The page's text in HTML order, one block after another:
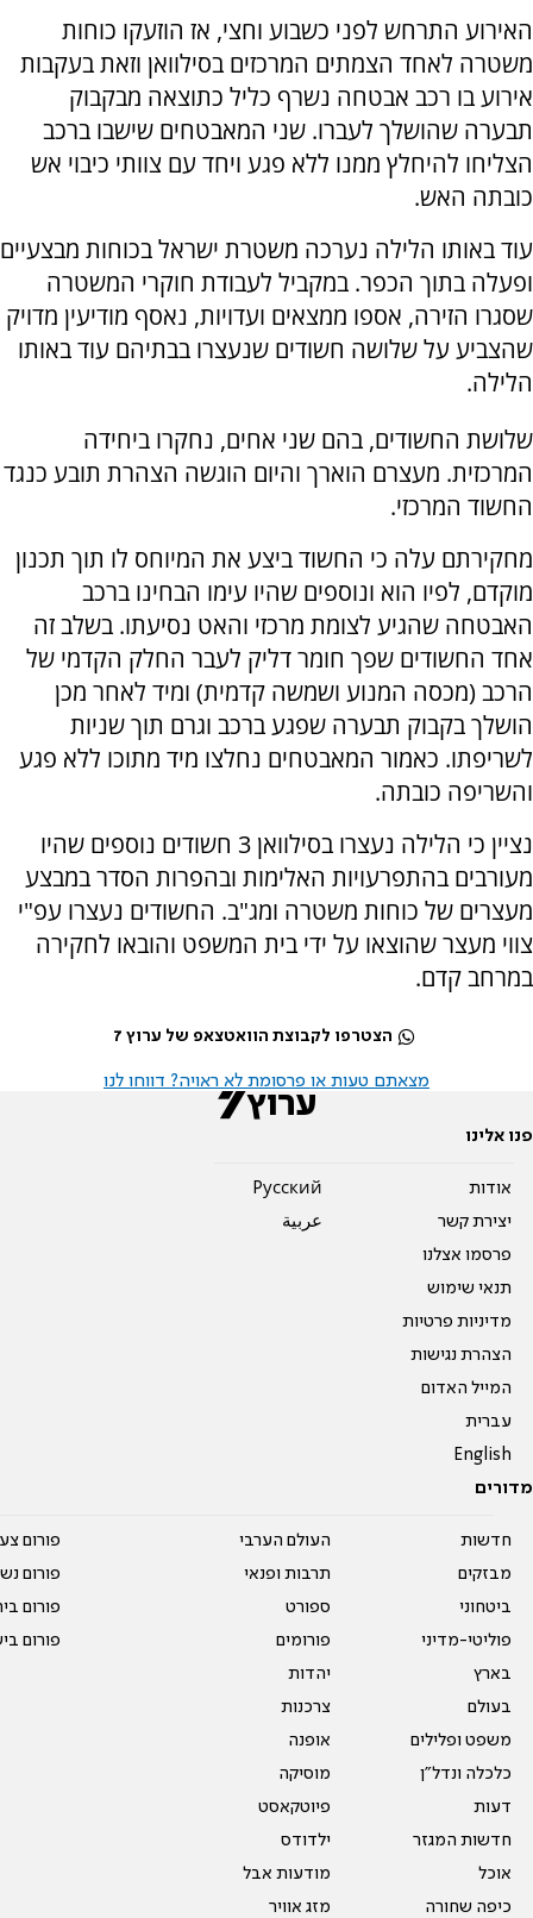
האירוע התרחש לפני כשבוע וחצי, אז הוזעקו כוחות
משטרה לאחד הצמתים המרכזים בסילוואן וזאת בעקבות
אירוע בו רכב אבטחה נשרף כליל כתוצאה מבקבוק
תבערה שהושלך לעברו. שני המאבטחים שישבו ברכב
הצליחו להיחלץ ממנו ללא פגע ויחד עם צוותי כיבוי אש
כובתה האש.
עוד באותו הלילה נערכה משטרת ישראל בכוחות מבצעיים
ופעלה בתוך הכפר. במקביל לעבודת חוקרי המשטרה
שסגרו הזירה, אספו ממצאים ועדויות, נאסף מודיעין מדויק
שהצביע על שלושה חשודים שנעצרו בבתיהם עוד באותו
הלילה.
שלושת החשודים, בהם שני אחים, נחקרו ביחידה
המרכזית. מעצרם הוארך והיום הוגשה הצהרת תובע כנגד
החשוד המרכזי.
מחקירתם עלה כי החשוד ביצע את המיוחס לו תוך תכנון
מוקדם, לפיו הוא ונוספים שהיו עימו הבחינו ברכב
האבטחה שהגיע לצומת מרכזי והאט נסיעתו. בשלב זה
אחד החשודים שפך חומר דליק לעבר החלק הקדמי של
הרכב (מכסה המנוע ושמשה קדמית) ומיד לאחר מכן
הושלך בקבוק תבערה שפגע ברכב וגרם תוך שניות
לשריפתו. כאמור המאבטחים נחלצו מיד מתוכו ללא פגע
והשריפה כובתה.
נציין כי הלילה נעצרו בסילוואן 3 חשודים נוספים שהיו
מעורבים בהתפרעויות האלימות ובהפרות הסדר במבצע
מעצרים של כוחות משטרה ומג"ב. החשודים נעצרו עפ"י
צווי מעצר שהוצאו על ידי בית המשפט והובאו לחקירה
במרחב קדם.
הצטרפו לקבוצת הוואטצאפ של ערוץ 7
מצאתם טעות או פרסומת לא ראויה? דווחו לנו
פנו אלינו
אודות
יצירת קשר
פרסמו אצלנו
תנאי שימוש
מדיניות פרטיות
הצהרת נגישות
המייל האדום
עברית
English
Pусский
عربية
מדורים
חדשות
מבזקים
ביטחוני
פוליטי-מדיני
בארץ
בעולם
משפט ופלילים
כלכלה ונדל"ן
דעות
חדשות המגזר
אוכל
כיפה שחורה
העולם הערבי
תרבות ופנאי
ספורט
פורומים
יהדות
צרכנות
אופנה
מוסיקה
פיוטקאסט
ילדודס
מודעות אבל
מזג אוויר
פורום
פורום
פורום
פורום